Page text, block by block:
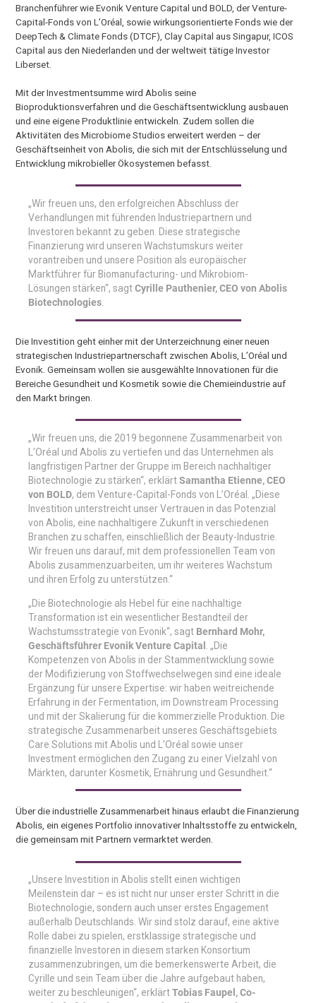
Branchenführer wie Evonik Venture Capital und BOLD, der Venture-
Capital-Fonds von L’Oréal, sowie wirkungsorientierte Fonds wie der
DeepTech & Climate Fonds (DTCF), Clay Capital aus Singapur, ICOS
Capital aus den Niederlanden und der weltweit tätige Investor
Liberset.
Mit der Investmentsumme wird Abolis seine
Bioproduktionsverfahren und die Geschäftsentwicklung ausbauen
und eine eigene Produktlinie entwickeln. Zudem sollen die
Aktivitäten des Microbiome Studios erweitert werden – der
Geschäftseinheit von Abolis, die sich mit der Entschlüsselung und
Entwicklung mikrobieller Ökosystemen befasst.
„Wir freuen uns, den erfolgreichen Abschluss der
Verhandlungen mit führenden Industriepartnern und
Investoren bekannt zu geben. Diese strategische
Finanzierung wird unseren Wachstumskurs weiter
vorantreiben und unsere Position als europäischer
Marktführer für Biomanufacturing- und Mikrobiom-
Lösungen stärken“, sagtCyrille Pauthenier, CEO von Abolis
Biotechnologies
Die Investition geht einher mit der Unterzeichnung einer neuen
strategischen Industriepartnerschaft zwischen Abolis, L’Oréal und
Evonik. Gemeinsam wollen sie ausgewählte Innovationen für die
Bereiche Gesundheit und Kosmetik sowie die Chemieindustrie auf
den Markt bringen.
„Wir freuen uns, die 2019 begonnene Zusammenarbeit von
L’Oréal und Abolis zu vertiefen und das Unternehmen als
langfristigen Partner der Gruppe im Bereich nachhaltiger
Biotechnologie zu stärken“, erklärtSamantha Etienne, CEO
von BOLD, dem Venture-Capital-Fonds von L’Oréal. „Diese
Investition unterstreicht unser Vertrauen in das Potenzial
von Abolis, eine nachhaltigere Zukunft in verschiedenen
Branchen zu schaffen, einschließlich der Beauty-Industrie.
Wir freuen uns darauf, mit dem professionellen Team von
Abolis zusammenzuarbeiten, um ihr weiteres Wachstum
und ihren Erfolg zu unterstützen.“
„Die Biotechnologie als Hebel für eine nachhaltige
Transformation ist ein wesentlicher Bestandteil der
Wachstumsstrategie von Evonik“, sagt Bernhard Mohr,
Geschäftsführer Evonik Venture Capital . „Die
Kompetenzen von Abolis in der Stammentwicklung sowie
der Modifizierung von Stoffwechselwegen sind eine ideale
Ergänzung für unsere Expertise: wir haben weitreichende
Erfahrung in der Fermentation, im Downstream Processing
und mit der Skalierung für die kommerzielle Produktion. Die
strategische Zusammenarbeit unseres Geschäftsgebiets
Care Solutions mit Abolis und L’Oréal sowie unser
Investment ermöglichen den Zugang zu einer Vielzahl von
Märkten, darunter Kosmetik, Ernährung und Gesundheit.“
Über die industrielle Zusammenarbeit hinaus erlaubt die Finanzierung
Abolis, ein eigenes Portfolio innovativer Inhaltsstoffe zu entwickeln,
die gemeinsam mit Partnern vermarktet werden.
„Unsere Investition in Abolis stellt einen wichtigen
Meilenstein dar – es ist nicht nur unser erster Schritt in die
Biotechnologie, sondern auch unser erstes Engagement
außerhalb Deutschlands. Wir sind stolz darauf, eine aktive
Rolle dabei zu spielen, erstklassige strategische und
finanzielle Investoren in diesem starken Konsortium
zusammenzubringen, um die bemerkenswerte Arbeit, die
Cyrille und sein Team über die Jahre aufgebaut haben,
weiter zu beschleunigen“, erklärtTobias Faupel, Co-